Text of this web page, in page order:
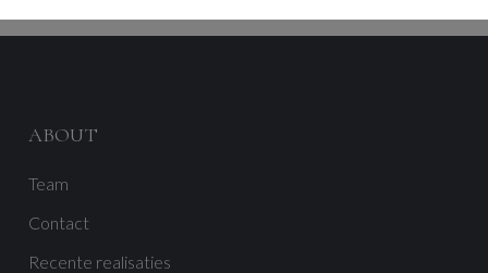
ABOUT
Team
Contact
Recente realisaties